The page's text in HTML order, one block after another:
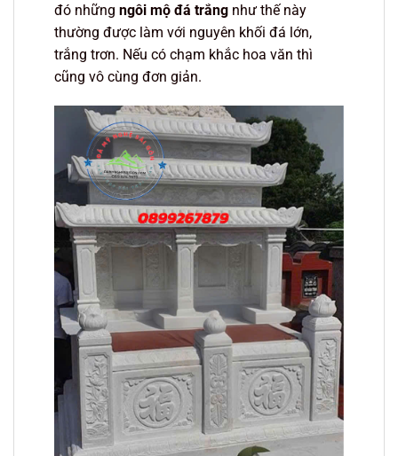
đó những ngôi mộ đá trắng như thế này
thường được làm với nguyên khối đá lớn,
trắng trơn. Nếu có chạm khắc hoa văn thì
cũng vô cùng đơn giản.